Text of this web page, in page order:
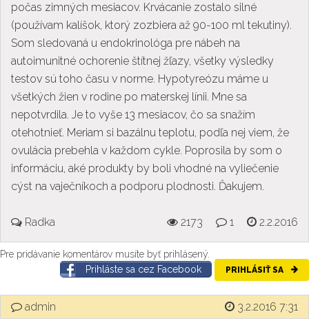
počas zimných mesiacov. Krvácanie zostalo silné
(používam kalíšok, ktorý zozbiera až 90-100 ml tekutiny).
Som sledovaná u endokrinológa pre nábeh na
autoimunitné ochorenie štítnej žľazy, všetky výsledky
testov sú toho času v norme. Hypotyreózu máme u
všetkých žien v rodine po materskej línii. Mne sa
nepotvrdila. Je to vyše 13 mesiacov, čo sa snažím
otehotnieť. Meriam si bazálnu teplotu, podľa nej viem, že
ovulácia prebehla v každom cykle. Poprosila by som o
informáciu, aké produkty by boli vhodné na vyliečenie
cýst na vaječníkoch a podporu plodnosti. Ďakujem.
Radka 2173 1 2.2.2016
Pre pridávanie komentárov musíte byť prihlásený.
Prihláste sa cez Facebook
PRIHLÁSIŤ SA
admin 3.2.2016 7:31